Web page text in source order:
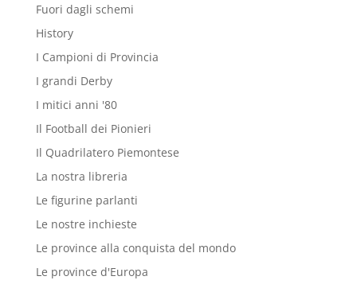
Fuori dagli schemi
History
I Campioni di Provincia
I grandi Derby
I mitici anni '80
Il Football dei Pionieri
Il Quadrilatero Piemontese
La nostra libreria
Le figurine parlanti
Le nostre inchieste
Le province alla conquista del mondo
Le province d'Europa